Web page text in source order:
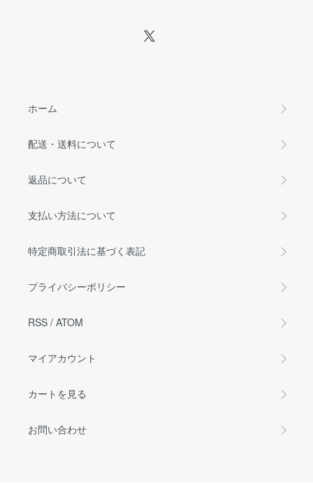
ホーム
配送・送料について
返品について
支払い方法について
特定商取引法に基づく表記
プライバシーポリシー
RSS / ATOM
マイアカウント
カートを見る
お問い合わせ